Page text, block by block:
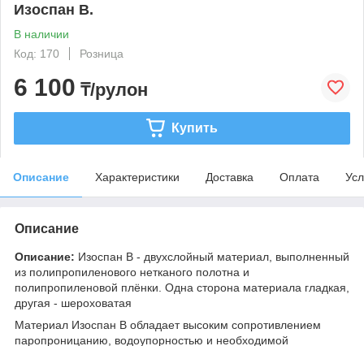
Изоспан В.
В наличии
Код: 170
Розница
6 100 ₸/рулон
Купить
Описание Характеристики Доставка Оплата
Описание
Описание: Изоспан В - двухслойный материал, выполненный
из полипропиленового нетканого полотна и
полипропиленовой плёнки. Одна сторона материала гладкая,
другая - шероховатая
Материал Изоспан В обладает высоким сопротивлением
паропроницанию, водоупорностью и необходимой